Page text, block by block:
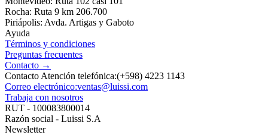
Rocha: Ruta 9 km 206.700
Piriápolis: Avda. Artigas y Gaboto
Ayuda
Términos y condiciones
Preguntas frecuentes
Contacto →
Contacto Atención telefónica:(+598) 4223 1143
Correo electrónico:ventas@luissi.com
Trabaja con nosotros
RUT - 100083800014
Razón social - Luissi S.A
Newsletter